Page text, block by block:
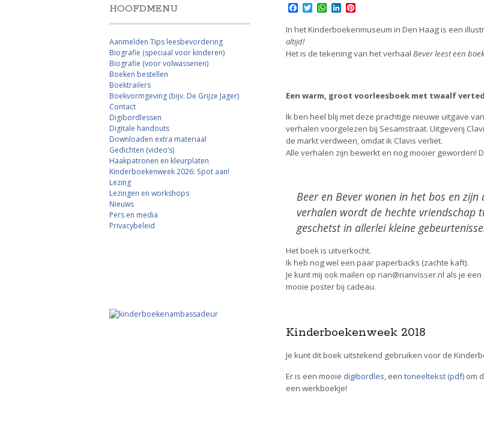
c
e
b
o
T
w
i
t
e
W
h
a
t
A
n
k
d
n
t
r
In het Kinderboekenmuseum in Den Haag is een
altijd!
Het is de tekening van het verhaal Bever leest een boek
Een warm, groot voorleesboek met twaalf
Ik ben heel blij met deze prachtige nieuwe uitgave
verhalen voorgelezen bij Sesamstraat. Uitgeverij
de markt verdween, omdat ik Clavis verliet.
Alle verhalen zijn bewerkt en nog mooier geworden!
Beer en Bever wonen in het bos en
verhalen wordt de hechte vriendschap
geschetst in allerlei kleine
Het boek is uitverkocht.
Ik heb nog wel een paar paperbacks (zachte kaft).
Je kunt mij ook mailen op rian@rianvisser.nl als je
mooie poster bij cadeau.
Kinderboekenweek 2018
Je kunt dit boek uitstekend gebruiken voor de
Er is een mooie digibordles , een toneeltekst (pdf) om
een werkboekje!
HOOFDMENU
Aanmelden Tips leesbevordering
Biografie (speciaal voor kinderen)
Biografie (voor volwassenen)
Boeken bestellen
Boektrailers
Boekvormgeving (bijv. De Grijze Jager)
Contact
Digibordlessen
Digitale handouts
Downloaden extra materiaal
Gedichten (video’s)
Haakpatronen en kleurplaten
Kinderboekenweek 2026: Spot aan!
Lezing
Lezingen en workshops
Nieuws
Pers en media
Privacybeleid